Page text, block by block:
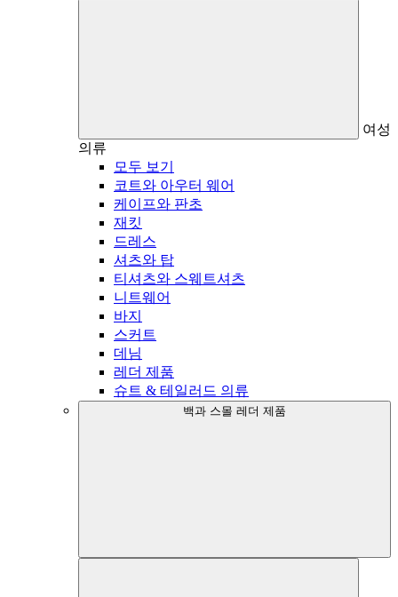
여성
의류
모두 보기
코트와 아우터 웨어
케이프와 판초
재킷
드레스
셔츠와 탑
티셔츠와 스웨트셔츠
니트웨어
바지
스커트
데님
레더 제품
슈트 & 테일러드 의류
백과 스몰 레더 제품